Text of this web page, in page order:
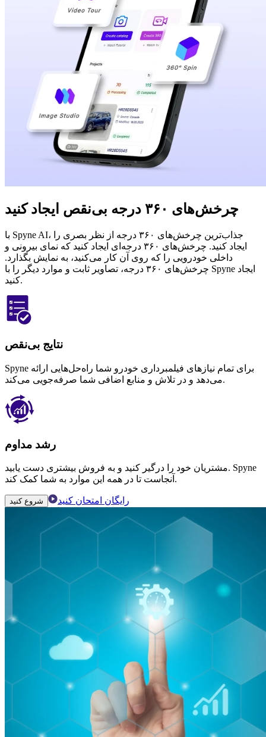
چرخش‌های ۳۶۰ درجه بی‌نقص ایجاد کنید
با Spyne AI، جذاب‌ترین چرخش‌های ۳۶۰ درجه از نظر بصری را
ایجاد کنید. چرخش‌های ۳۶۰ درجه‌ای ایجاد کنید که نمای بیرونی و
داخلی خودرویی را که روی آن کار می‌کنید، به نمایش بگذارد.
چرخش‌های ۳۶۰ درجه، تصاویر ثابت و موارد دیگر را با Spyne ایجاد
کنید.
نتایج بی‌نقص
Spyne برای تمام نیازهای فیلمبرداری خودرو شما راه‌حل‌هایی ارائه
می‌دهد و در تلاش و منابع اضافی شما صرفه‌جویی می‌کند.
رشد مداوم
مشتریان خود را درگیر کنید و به فروش بیشتری دست یابید. Spyne
آنجاست تا در همه این موارد به شما کمک کند.
شروع کنید رایگان امتحان کنید